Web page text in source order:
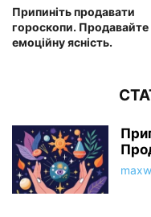
Припиніть продавати
гороскопи. Продавайте
емоційну ясність.